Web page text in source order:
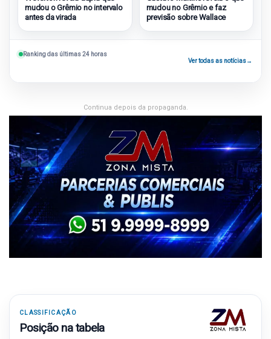
mudou o Grêmio no intervalo
antes da virada
mudou no Grêmio e faz
previsão sobre Wallace
Ranking das últimas 24 horas
Ver todas as notícias→
Continua depois da propaganda.
CLASSIFICAÇÃO
Posição na tabela